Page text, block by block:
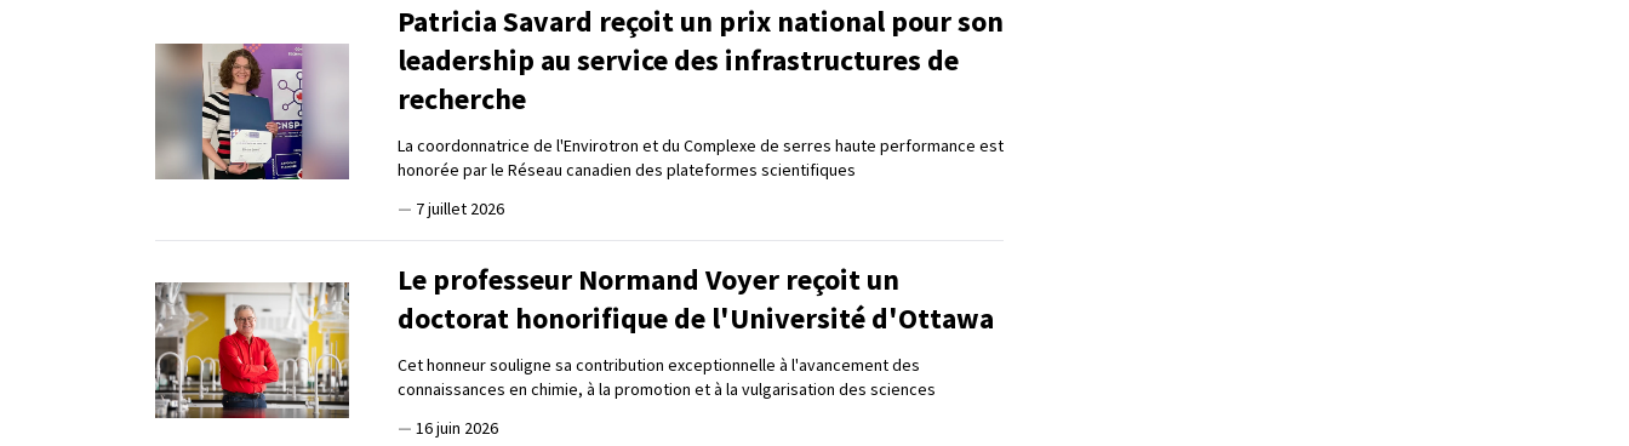
Patricia Savard reçoit un prix national pour son
leadership au service des infrastructures de
recherche
La coordonnatrice de l'Envirotron et du Complexe de serres haute performance est
honorée par le Réseau canadien des plateformes scientifiques
— 7 juillet 2026
Le professeur Normand Voyer reçoit un
doctorat honorifique de l'Université d'Ottawa
Cet honneur souligne sa contribution exceptionnelle à l'avancement des
connaissances en chimie, à la promotion et à la vulgarisation des sciences
— 16 juin 2026